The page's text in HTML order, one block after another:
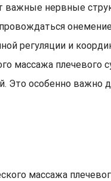
важные нервные
регуляции и
массажа
Это особенно важно
массажа